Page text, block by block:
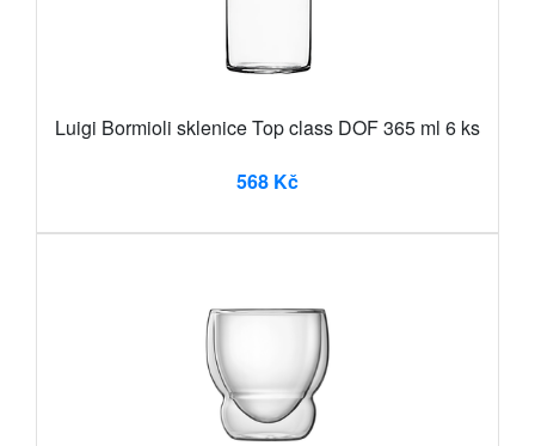
Luigi Bormioli sklenice Top class DOF 365 ml 6 ks
568 Kč